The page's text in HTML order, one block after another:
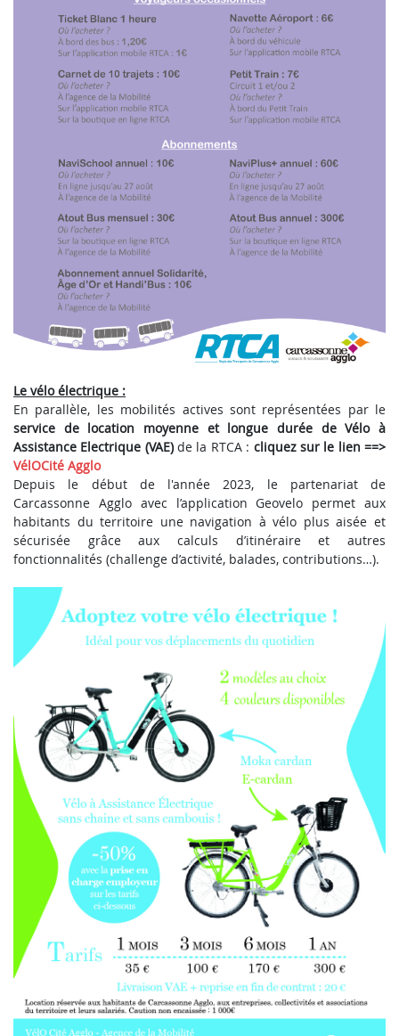
Le vélo électrique :
En parallèle, les mobilités actives sont représentées par le
service de location moyenne et longue durée de Vélo à
Assistance Electrique (VAE)de la RTCA : cliquez sur le lien ==>
VélOCité Agglo
Depuis le début de l'année 2023, le partenariat de
Carcassonne Agglo avec l’application Geovelo permet aux
habitants du territoire une navigation à vélo plus aisée et
sécurisée grâce aux calculs d’itinéraire et autres
fonctionnalités (challenge d’activité, balades, contributions…).